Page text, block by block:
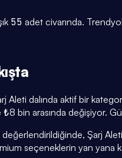
55 adet civarında.
Aleti dalında aktif bir
bin arasında değişiyor.
değerlendirildiğinde, Şarj
seçeneklerin yan yana